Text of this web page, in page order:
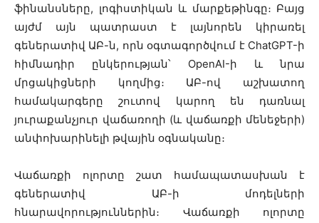
ֆինանսները, լոգիստիկան և մարքեթինգը։ Բայց
այժմ այն պատրաստ է լայնորեն կիրառել
գեներատիվ ԱԲ-ն, որն օգտագործվում է ChatGPT-ի
հիմնադիր ընկերության՝ OpenAI-ի և նրա
մրցակիցների կողմից։ ԱԲ-ով աշխատող
համակարգերը շուտով կարող են դառնալ
յուրաքանչյուր վաճառողի (և վաճառքի մենեջերի)
անփոխարինելի թվային օգնականը։
Վաճառքի ոլորտը շատ համապատասխան է
գեներատիվ ԱԲ-ի մոդելների
հնարավորություններին։ Վաճառքի ոլորտը